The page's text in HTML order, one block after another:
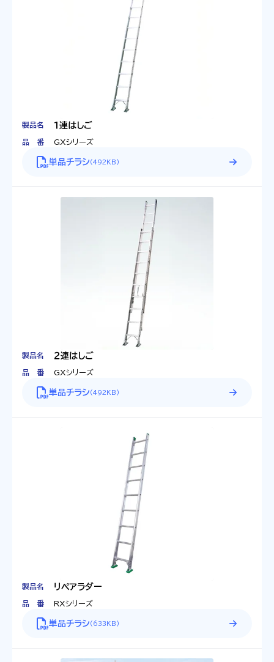
製品名 １連はしご
品番 GXシリーズ
単品チラシ ( 492KB )
製品名 ２連はしご
品番 GXシリーズ
単品チラシ ( 492KB )
製品名 リペアラダー
品番 RXシリーズ
単品チラシ ( 633KB )